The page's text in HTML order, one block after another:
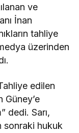
ve
İnan
tahliye
üzerinden
edilen
Güney’e
dedi. Sarı,
sonraki hukuk